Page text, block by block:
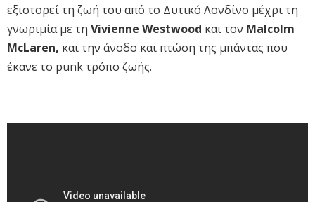
εξιστορεί τη ζωή του από το Δυτικό Λονδίνο μέχρι τη
γνωριμία με τη Vivienne Westwood και τον Malcolm
McLaren, και την άνοδο και πτώση της μπάντας που
έκανε το punk τρόπο ζωής.